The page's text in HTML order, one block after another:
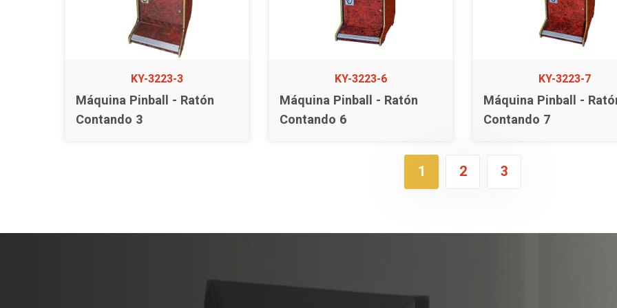
KY-3223-3
Máquina Pinball - Ratón
Contando 3
KY-3223-6
Máquina Pinball - Ratón
Contando 6
KY-3223-7
Máquina Pinball -
Contando 7
1 2 3